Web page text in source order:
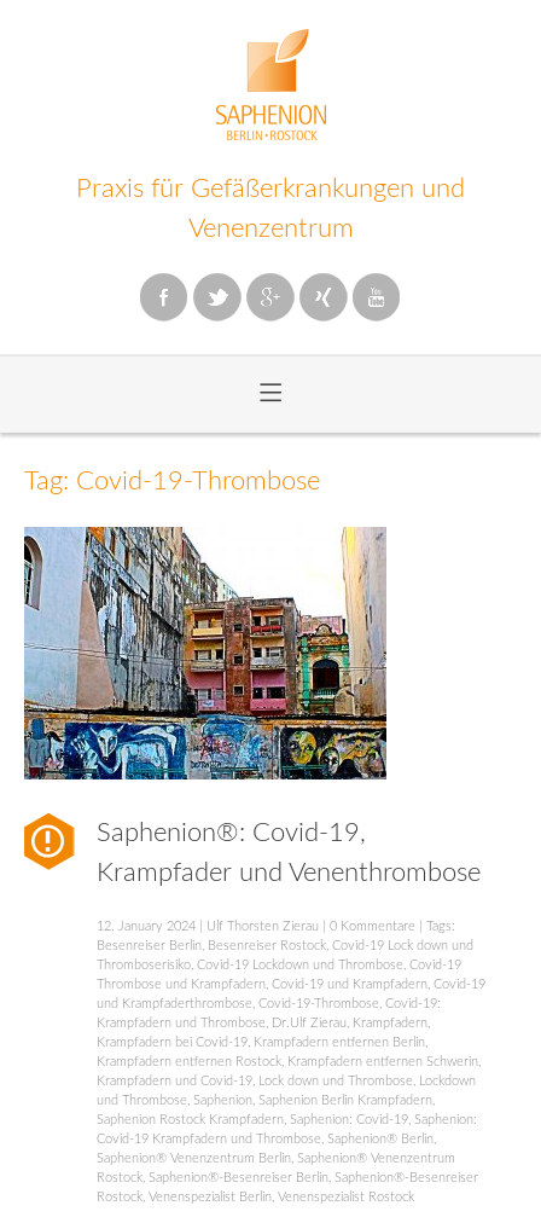
Praxis für Gefäßerkrankungen und
Venenzentrum
≡
Inhalt
Tag: Covid-19-Thrombose
Saphenion®: Covid-19,
Krampfader und Venenthrombose
12. January 2024 Ulf Thorsten Zierau 0 Kommentare | Tags:
Besenreiser Berlin
Besenreiser Rostock Covid-19 Lock down und
Thromboserisiko Covid-19 Lockdown und Thrombose Covid-19
Thrombose und Krampfadern Covid-19 und Krampfadern Covid-19
und Krampfaderthrombose Covid-19-Thrombose Covid-19:
Krampfadern und Thrombose
Dr.Ulf Zierau Krampfadern
Krampfadern bei Covid-19
Krampfadern entfernen Berlin
Krampfadern entfernen Rostock
Krampfadern entfernen Schwerin
Krampfadern und Covid-19
Lock down und Thrombose
Lockdown
und Thrombose
Saphenion Saphenion Berlin Krampfadern
Saphenion Rostock Krampfadern Saphenion: Covid-19 Saphenion:
Covid-19 Krampfadern und Thrombose
Saphenion® Berlin
Saphenion® Venenzentrum Berlin Saphenion® Venenzentrum
Rostock Saphenion®-Besenreiser Berlin Saphenion®-Besenreiser
Rostock Venenspezialist Berlin Venenspezialist Rostock